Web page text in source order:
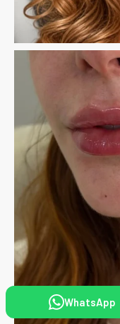
WhatsApp